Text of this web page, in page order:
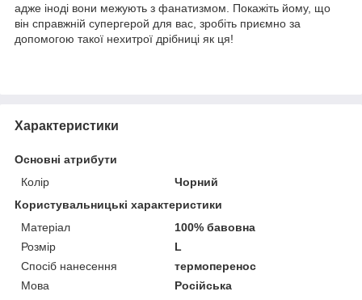
адже іноді вони межують з фанатизмом. Покажіть йому, що
він справжній супергерой для вас, зробіть приємно за
допомогою такої нехитрої дрібниці як ця!
Характеристики
Основні атрибути
Колір
Чорний
Користувальницькі характеристики
Матеріал
100% бавовна
Розмір
L
Спосіб нанесення
термоперенос
Мова
Російська